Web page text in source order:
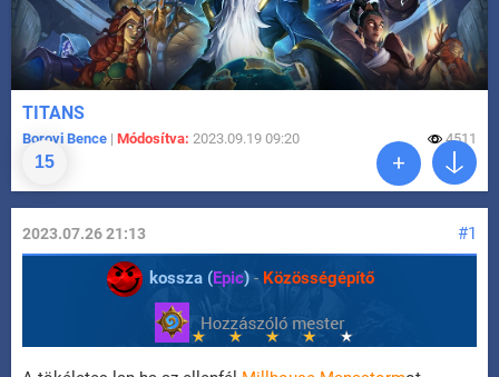
15
TITANS
Borovi Bence | Módosítva: 2023.09.19 09:20 4511
#1
2023.07.26 21:13
kossza (Epic)- Közösségépítő